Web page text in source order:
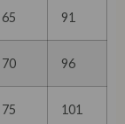
65 91
70 96
75 101